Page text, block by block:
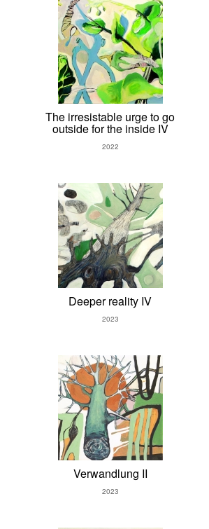
The irresistable urge to go
outside for the inside IV
2022
Deeper reality IV
2023
Verwandlung II
2023